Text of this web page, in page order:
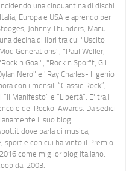
una cinquantina di dischi
Europa e USA e aprendo per
Johnny Thunders, Manu
decina di libri tra cui "Uscito
Generations", "Paul Weller,
n Goal", "Rock n Spor"t, Gil
Nero" e "Ray Charles- Il genio
con i mensili “Classic Rock”,
Manifesto” e “Libertà”. E' tra i
e del Rockol Awards. Da sedici
il suo blog
dove parla di musica,
sport e con cui ha vinto il Premio
come miglior blog italiano.
dal 2003.